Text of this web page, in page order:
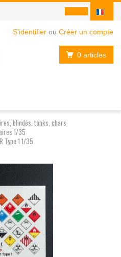
S'identifier ou Créer un compte
0 articles
blindés, tanks, chars
1/35
Type 1 1/35